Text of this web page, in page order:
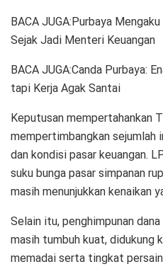
BACA JUGA:Purbaya
Sejak Jadi Menteri Keuangan
BACA JUGA:Canda Purbaya:
tapi Kerja Agak Santai
Keputusan mempertahankan
mempertimbangkan sejumlah
dan kondisi pasar keuangan.
suku bunga pasar simpanan
masih menunjukkan kenaikan
Selain itu, penghimpunan
masih tumbuh kuat, didukung
memadai serta tingkat